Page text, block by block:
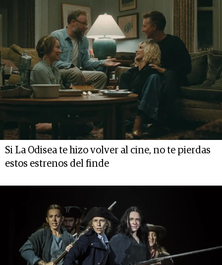
Si La Odisea te hizo volver al cine, no te pierdas
estos estrenos del finde